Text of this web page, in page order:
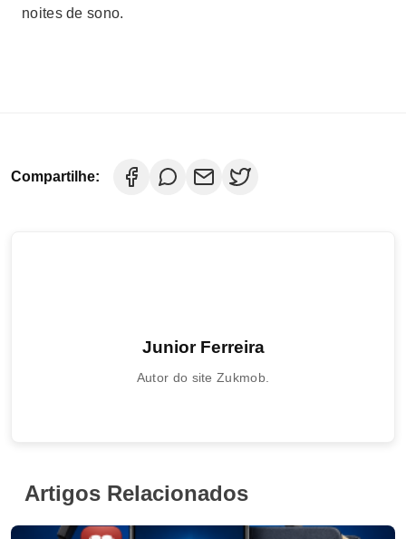
noites de sono.
Compartilhe:
Junior Ferreira
Autor do site Zukmob.
Artigos Relacionados